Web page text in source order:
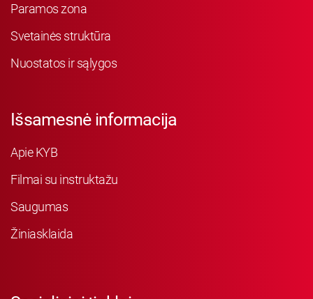
Paramos zona
Svetainės struktūra
Nuostatos ir sąlygos
Išsamesnė informacija
Apie KYB
Filmai su instruktažu
Saugumas
Žiniasklaida